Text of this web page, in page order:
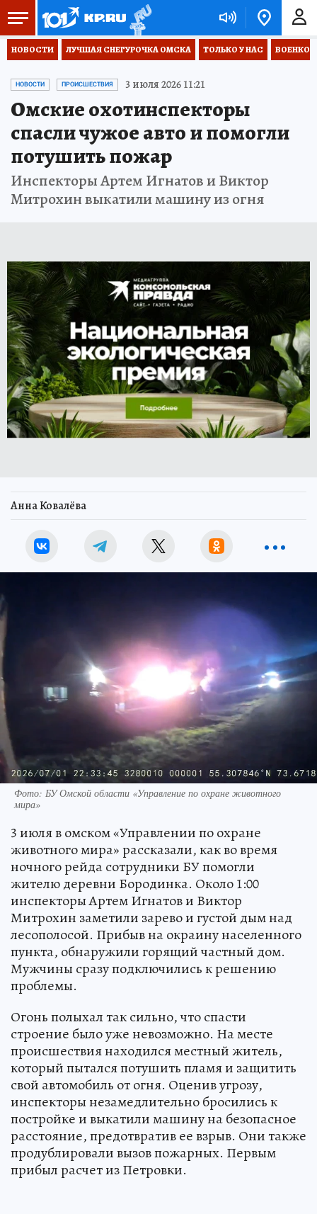
НОВОСТИ ЛУЧШАЯ СНЕГУРОЧКА ОМСКА ТОЛЬКО У НАС
НОВОСТИ ПРОИСШЕСТВИЯ 3 июля 2026 11:21
Омские охотинспекторы
спасли чужое авто и помогли
потушить пожар
Инспекторы Артем Игнатов и Виктор
Митрохин выкатили машину из огня
Анна Ковалёва
Фото: БУ Омской области «Управление по охране животного
мира»
3 июля в омском «Управлении по охране
животного мира» рассказали, как во время
ночного рейда сотрудники БУ помогли
жителю деревни Бородинка. Около 1:00
инспекторы Артем Игнатов и Виктор
Митрохин заметили зарево и густой дым над
лесополосой. Прибыв на окраину населенного
пункта, обнаружили горящий частный дом.
Мужчины сразу подключились к решению
проблемы.
Огонь полыхал так сильно, что спасти
строение было уже невозможно. На месте
происшествия находился местный житель,
который пытался потушить пламя и защитить
свой автомобиль от огня. Оценив угрозу,
инспекторы незамедлительно бросились к
постройке и выкатили машину на безопасное
расстояние, предотвратив ее взрыв. Они также
продублировали вызов пожарных. Первым
прибыл расчет из Петровки.